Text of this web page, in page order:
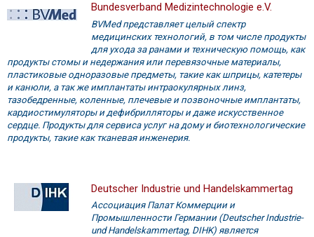
Bundesverband Medizintechnologie e.V.
BVMed представляет целый спектр
медицинских технологий, в том числе продукты
для ухода за ранами и техническую помощь, как
продукты стомы и недержания или перевязочные материалы,
пластиковые одноразовые предметы, такие как шприцы, катетеры
и канюли, а так же имплантаты интраокулярных линз,
тазобедренные, коленные, плечевые и позвоночные имплантаты,
кардиостимуляторы и дефибрилляторы и даже искусственное
сердце. Продукты для сервиса услуг на дому и биотехнологические
продукты, такие как тканевая инженерия.
Deutscher Industrie und Handelskammertag
Ассоциация Палат Коммерции и
Промышленности Германии (Deutscher Industrie-
und Handelskammertag, DIHK) является